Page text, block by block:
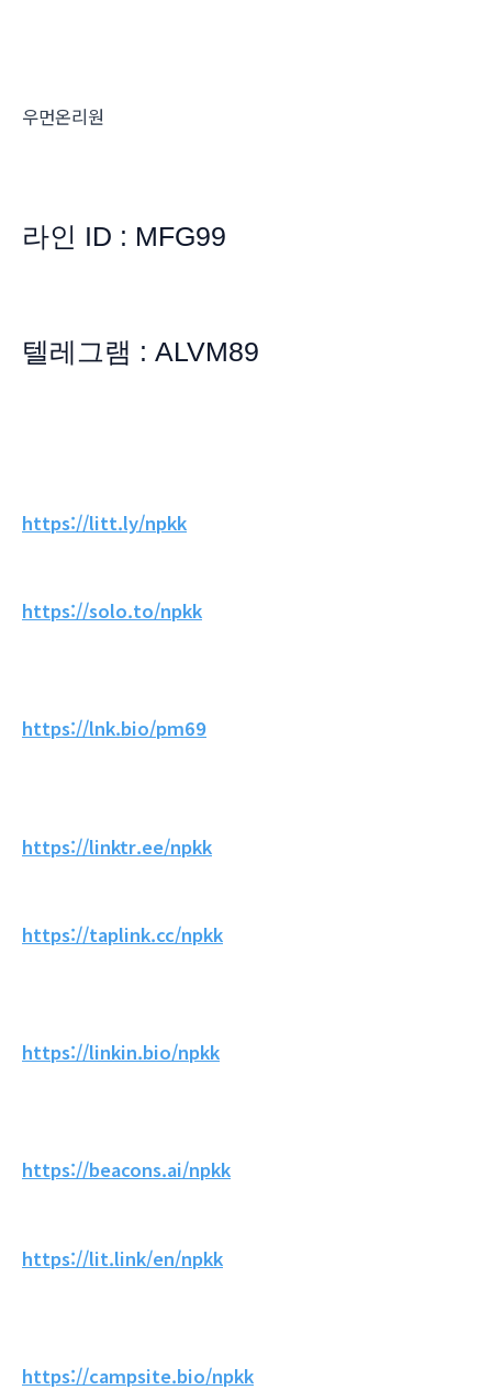
우먼온리원
라인 ID : MFG99
텔레그램 : ALVM89
https://litt.ly/npkk
https://solo.to/npkk
https://lnk.bio/pm69
https://linktr.ee/npkk
https://taplink.cc/npkk
https://linkin.bio/npkk
https://beacons.ai/npkk
https://lit.link/en/npkk
https://campsite.bio/npkk